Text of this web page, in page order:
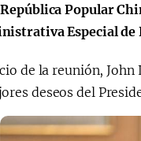
Popular
Especial de
de la reunión,
deseos del